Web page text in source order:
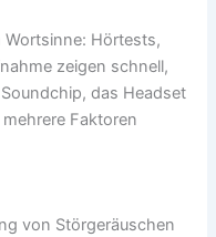
Hörtests,
zeigen schnell,
das Headset
Faktoren
von Störgeräuschen